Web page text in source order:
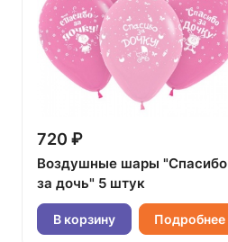
720 ₽
Воздушные шары "Спасибо
за дочь" 5 штук
В корзину Подробнее